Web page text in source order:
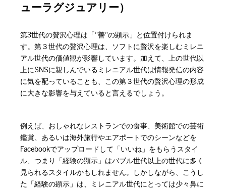
ューラグジュアリー）
第3世代の贅沢心理は「”善”の顕示」と位置付けられま
す。第３世代の贅沢心理は、ソフトに贅沢を楽しむミレニ
アル世代の価値観が影響しています。加えて、上の世代以
上にSNSに親しんでいるミレニアル世代は情報発信の内容
に気を配っていることも、この第３世代の贅沢心理の形成
に大きな影響を与えていると言えるでしょう。
例えば、おしゃれなレストランでの食事、美術館での芸術
鑑賞、あるいは海外旅行やエアポートでのシーンなどを
Facebookでアップロードして「いいね」をもらうスタイ
ル、つまり「経験の顕示」はバブル世代以上の世代に多く
見られるスタイルかもしれません。しかしながら、こうし
た「経験の顕示」は、ミレニアル世代にとっては少々鼻に